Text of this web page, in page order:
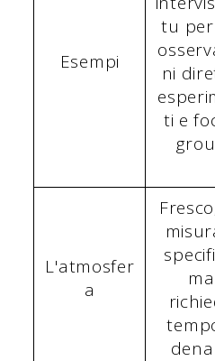
Esempi
tu
ni
ti e
L'atmosfer
a
ma